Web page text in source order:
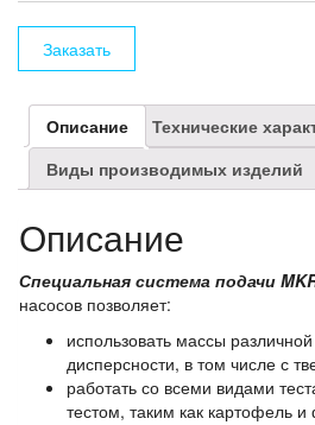
Заказать
Описание Технические
Виды производимых изделий
Описание
Специальная система подачи
насосов позволяет:
использовать массы
дисперсности, в том числе с
работать со всеми видами
тестом, таким как картофель